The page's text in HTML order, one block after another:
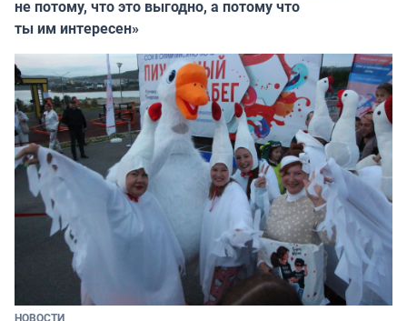
не потому, что это выгодно, а потому что
ты им интересен»
НОВОСТИ